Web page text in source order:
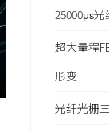
25000με
超大量程
形变
光纤光栅